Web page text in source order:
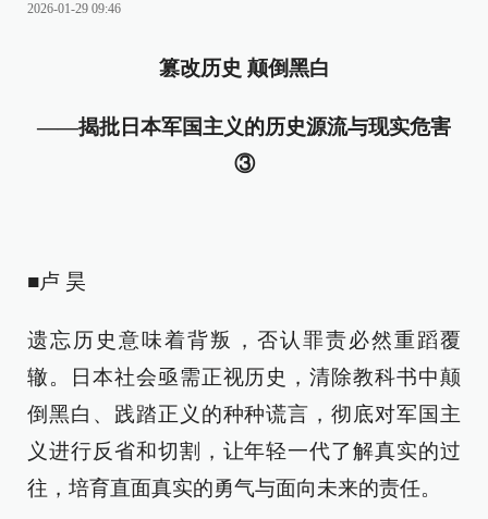
2026-01-29 09:46
篡改历史 颠倒黑白
——揭批日本军国主义的历史源流与现实危害
③
■卢 昊
遗忘历史意味着背叛，否认罪责必然重蹈覆
辙。日本社会亟需正视历史，清除教科书中颠
倒黑白、践踏正义的种种谎言，彻底对军国主
义进行反省和切割，让年轻一代了解真实的过
往，培育直面真实的勇气与面向未来的责任。